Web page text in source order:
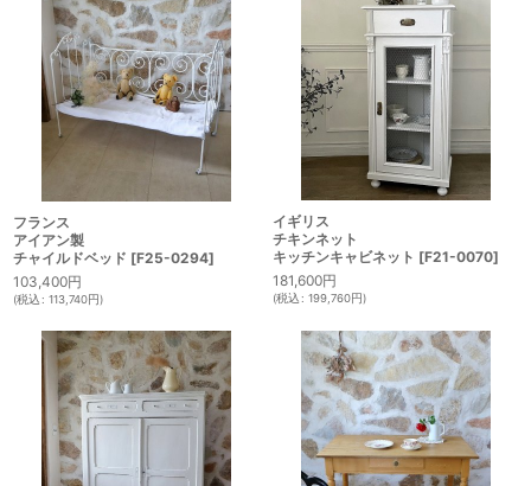
フランス
アイアン製
チャイルドベッド [F25-0294]
103,400円
(税込: 113,740円)
イギリス
チキンネット
キッチンキャビネット [F21-0070]
181,600円
(税込: 199,760円)